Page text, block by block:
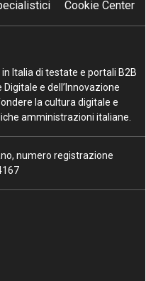
Cookie Center
Italia di testate e portali B2B
e dell’Innovazione
la cultura digitale e
amministrazioni italiane.
numero registrazione